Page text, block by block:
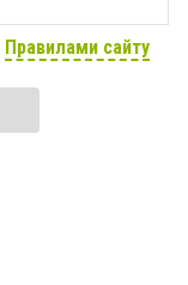
Правилами сайту